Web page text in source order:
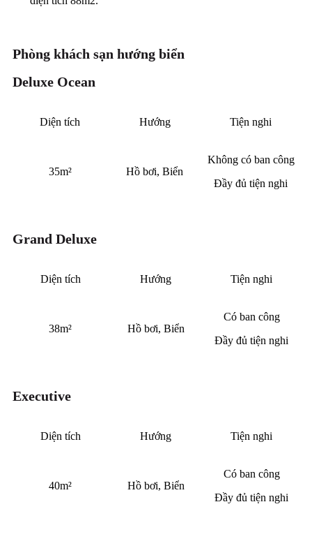
Phòng khách sạn hướng biển
Deluxe Ocean
Diện tích Hướng Tiện nghi
35m² Hồ bơi, Biển
Không có ban công
Đầy đủ tiện nghi
Grand Deluxe
Diện tích Hướng Tiện nghi
38m² Hồ bơi, Biển
Có ban công
Đầy đủ tiện nghi
Executive
Diện tích Hướng Tiện nghi
40m² Hồ bơi, Biển
Có ban công
Đầy đủ tiện nghi